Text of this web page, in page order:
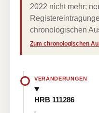
2022 nicht mehr;
chronologischen
Zum chronologischen
VERÄNDERUNGEN
HRB 111286